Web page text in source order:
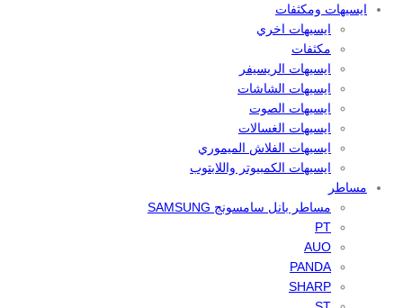
ايسيهات ومكثفات
ايسيهات اخري
مكثفات
ايسيهات الريسيفر
ايسيهات الشاشات
ايسيهات الصوت
ايسيهات الغسالات
ايسيهات الفلاش الميموري
ايسيهات الكمبيوتر واللابتوب
مساطر
مساطر بانل سامسونج SAMSUNG
PT
AUO
PANDA
SHARP